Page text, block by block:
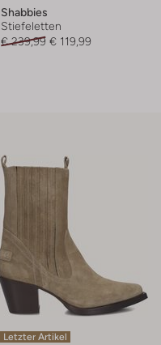
Shabbies
Stiefeletten
€ 239,99 € 119,99
Letzter Artikel